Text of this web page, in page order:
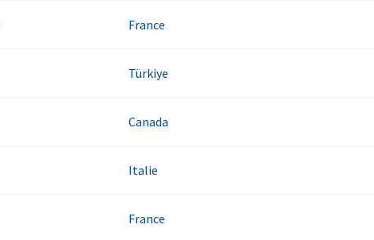
France
Türkiye
Canada
Italie
France